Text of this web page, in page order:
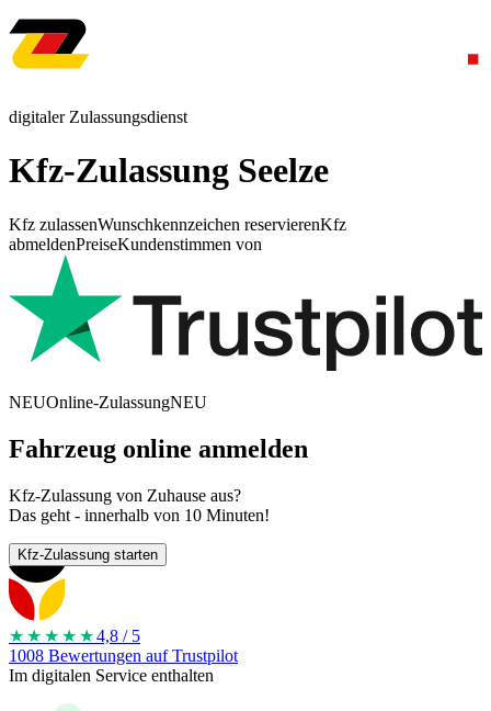
digitaler Zulassungsdienst
Kfz-Zulassung Seelze
Kfz zulassenWunschkennzeichen reservierenKfz
abmeldenPreiseKundenstimmen von
NEUOnline-ZulassungNEU
Fahrzeug online anmelden
Kfz-Zulassung von Zuhause aus?
Das geht - innerhalb von 10 Minuten!
Kfz-Zulassung starten
★★★★ ★4,8 / 5
1008 Bewertungen auf Trustpilot
Im digitalen Service enthalten